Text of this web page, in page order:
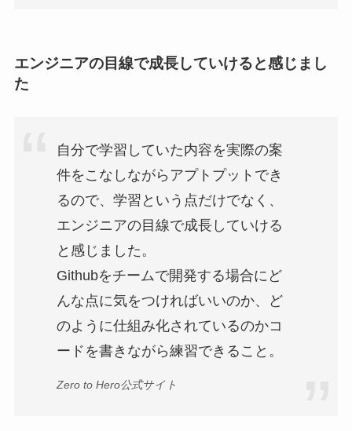
エンジニアの目線で成長していけると感じまし
た
自分で学習していた内容を実際の案
件をこなしながらアプトプットでき
るので、学習という点だけでなく、
エンジニアの目線で成長していける
と感じました。
Githubをチームで開発する場合にど
んな点に気をつければいいのか、ど
のように仕組み化されているのかコ
ードを書きながら練習できること。
Zero to Hero公式サイト